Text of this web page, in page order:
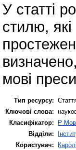
У статті
стилю,
мові преси
Тип ресурсу:
Ключові слова:
Класифікатор:
P
Відділи:
Користувач: